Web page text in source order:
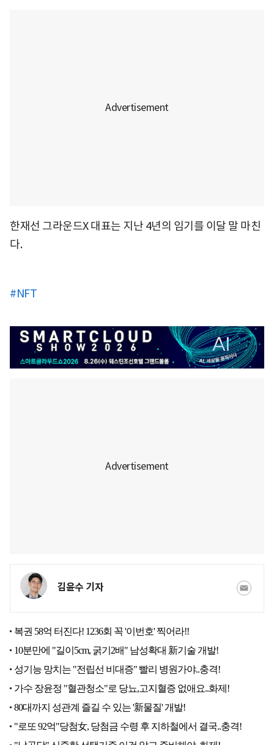
한재선 그라운드X 대표는 지난 4년의 임기를 이달 말 마친
다.
#NFT
김윤수 기자